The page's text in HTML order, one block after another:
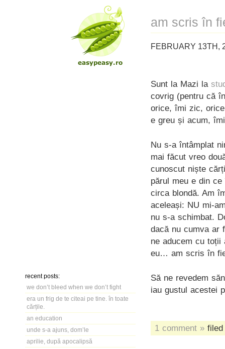
recent posts:
we don’t bleed when we don’t fight
era un frig de te citeai pe tine. în toate
cărțile.
an education
unde s-a ajuns, dom’le
aprilie, după apocalipsă
am scris în
FEBRUARY 13TH,
Sunt la Mazi la
covrig (pentru că
orice, îmi zic,
e greu și acum,
Nu s-a întâmplat
mai făcut vreo
cunoscut niște
părul meu e din
circa blondă. Am
aceleași: NU mi-
nu s-a schimbat.
dacă nu cumva ar
ne aducem cu
eu… am scris în
Să ne revedem
iau gustul acestei
1 comment »